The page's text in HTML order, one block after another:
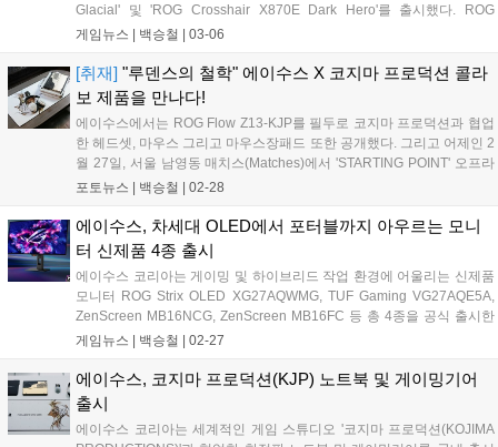
Glacial' 및 'ROG Crosshair X870E Dark Hero'를 출시했다. ROG
Crosshair 메인보드 시리즈는 20년의 역사를 바탕으로 하이엔드 부품,
스와 뛰어난 성능을 갖춘 라인업이다. 특히 이번 신제품에는 DDR5 메모
리 성능을 끌어올리는 NitroPath DRAM 기술과 조립 편의성을 개선한
AIO Q-Connector 등 최신 기술이 대거 적용된 것이 특징이다....
게임뉴스 | 백승철 03-06
[취재] "루덴스의 철학" 에이수스 X 코지마 프로덕션 콜라
보 제품을 만나다!
에이수스에서는 ROG Flow Z13-KJP를 필두로 코지마 프로덕션과 협업
한 헤드셋, 마우스 그리고 마우스장패드 또한 공개했다. 그리고 어제인 2
월 27일, 서울 남영동 매치스(Matches)에서 'STARTING POINT' 오프라
인 이벤트를 진행했다. ROG Flow Z13-KJP는 코지마 프로덕션의 '신카
늄 섀시와 카본 파이버 액센트, 그리고 제품 곳곳에 각인된 타이포그래
피와 금빛 포인트는 게임 속 장비를 그대로 옮겨온 듯한 디테일을 보여
준다. 단순히 하이엔드 장비를 뛰어넘어, 하나의 테크 오브제로서의 역
할 또한 고려하여 제작된듯하다....
포토뉴스 | 백승철 02-28
에이수스, 차세대 OLED에서 포터블까지 아우르는 모니
터 신제품 4종 출시
에이수스 코리아는 게이밍 및 하이브리드 작업 환경에 어울리는 신제품
모니터 ROG Strix OLED XG27AQWMG, TUF Gaming VG27AQE5A,
ZenScreen MB16NCG, ZenScreen MB16FC 등 총 4종을 공식 출시한
다고 밝혔다. 'ROG Strix OLED XG27AQWMG'는 27인치 크기에 QHD
'탠덤(Tandem) OLED' 기술을 적용해 기존 세대 WOLED 패널 대비 15%
향상된 피크 밝기와 25% 확장된 컬러 영역, 60% 더 긴 OLED 수명을 제
공하는 것이 특징이다....
게임뉴스 | 백승철 02-27
에이수스, 코지마 프로덕션(KJP) 노트북 및 게이밍기어
출시
에이수스 코리아는 세계적인 게임 스튜디오 '코지마 프로덕션(KOJIMA